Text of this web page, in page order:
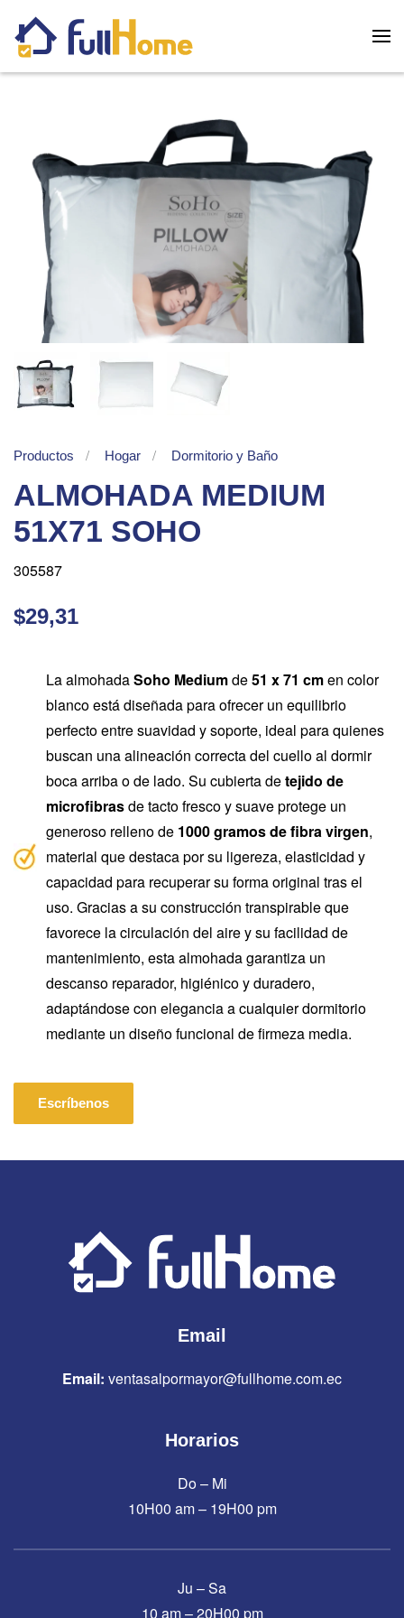
Skip to main content
Productos Hogar Dormitorio y Baño
ALMOHADA MEDIUM
51X71 SOHO
305587
$29,31
La almohadaSoho Mediumde51 x 71 cmen color
blanco está diseñada para ofrecer un equilibrio
perfecto entre suavidad y soporte, ideal para quienes
buscan una alineación correcta del cuello al dormir
boca arriba o de lado. Su cubierta detejido de
microfibrasde tacto fresco y suave protege un
generoso relleno de 1000 gramos de fibra virgen,
material que destaca por su ligereza, elasticidad y
capacidad para recuperar su forma original tras el
uso. Gracias a su construcción transpirable que
favorece la circulación del aire y su facilidad de
mantenimiento, esta almohada garantiza un
descanso reparador, higiénico y duradero,
adaptándose con elegancia a cualquier dormitorio
mediante un diseño funcional de firmeza media.
Escríbenos
Email
Email: ventasalpormayor@fullhome.com.ec
Horarios
Do – Mi
10H00 am – 19H00 pm
Ju – Sa
10 am – 20H00 pm